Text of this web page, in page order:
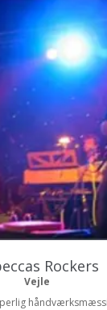
Rockers
Vejle